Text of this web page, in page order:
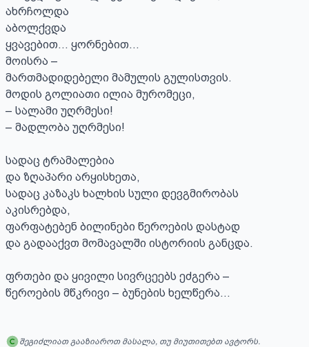
ახრჩოლდა
აბოლქვდა
ყვავებით… ყორნებით…
მოისრა –
მართმადიდებელი მამულის გულისთვის.
მოდის გოლიათი ილია მურომეცი,
– სალამი უღრმესი!
– მადლობა უღრმესი!
სადაც ტრამალებია
და ზღაპარი არყისხეთა,
სადაც კაზაკს ხალხის სული დევგმირობას
აკისრებდა,
ფარფატებენ ბილინები წეროების დასტად
და გადააქვთ მომავალში ისტორიის განცდა.
ფრთები და ყივილი სივრცეებს ეძგერა –
წეროების მწკრივი – ბუნების ხელწერა…
შეგიძლიათ გააზიაროთ მასალა, თუ მიუთითებთ ავტორს.